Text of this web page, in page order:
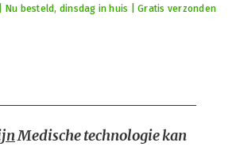
Nu besteld, dinsdag in huis | Gratis verzonden
Medische technologie kan